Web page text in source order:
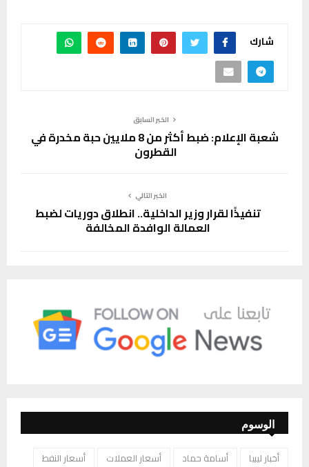
شارك
الخبر السابق
شعبة الإعلام: ضبط أكثر من 8 ملايين حبة مخدرة في
القطرون
الخبر التالي
تنفيذًا لقرار وزير الداخلية.. انطلاق دوريات لضبط
العمالة الوافدة المخالفة
الوسوم
أخبار ليبيا أسامة حماد أسعار العملات
أسعار النفط